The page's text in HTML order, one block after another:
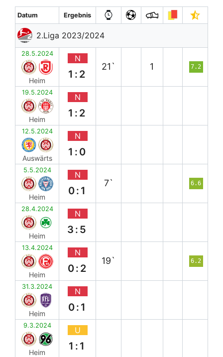
Datum Ergebnis
2.Liga 2023/2024
28.5.2024
Heim
N
1:2
21` 1 7.2
19.5.2024
Heim
N
1:2
12.5.2024
Auswärts
N
1:0
5.5.2024
Heim
N
0:1
7` 6.6
28.4.2024
Heim
N
3:5
13.4.2024
Heim
N
0:2
19` 6.2
31.3.2024
Heim
N
0:1
9.3.2024
Heim
U
1:1